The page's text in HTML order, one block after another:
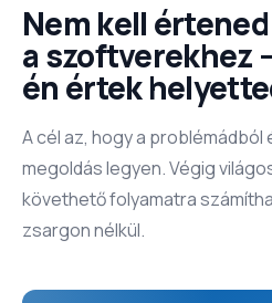
Nem kell értened
a szoftverekhez
én értek
A cél az, hogy a
megoldás legyen. Végig
követhető folyamatra
zsargon nélkül.